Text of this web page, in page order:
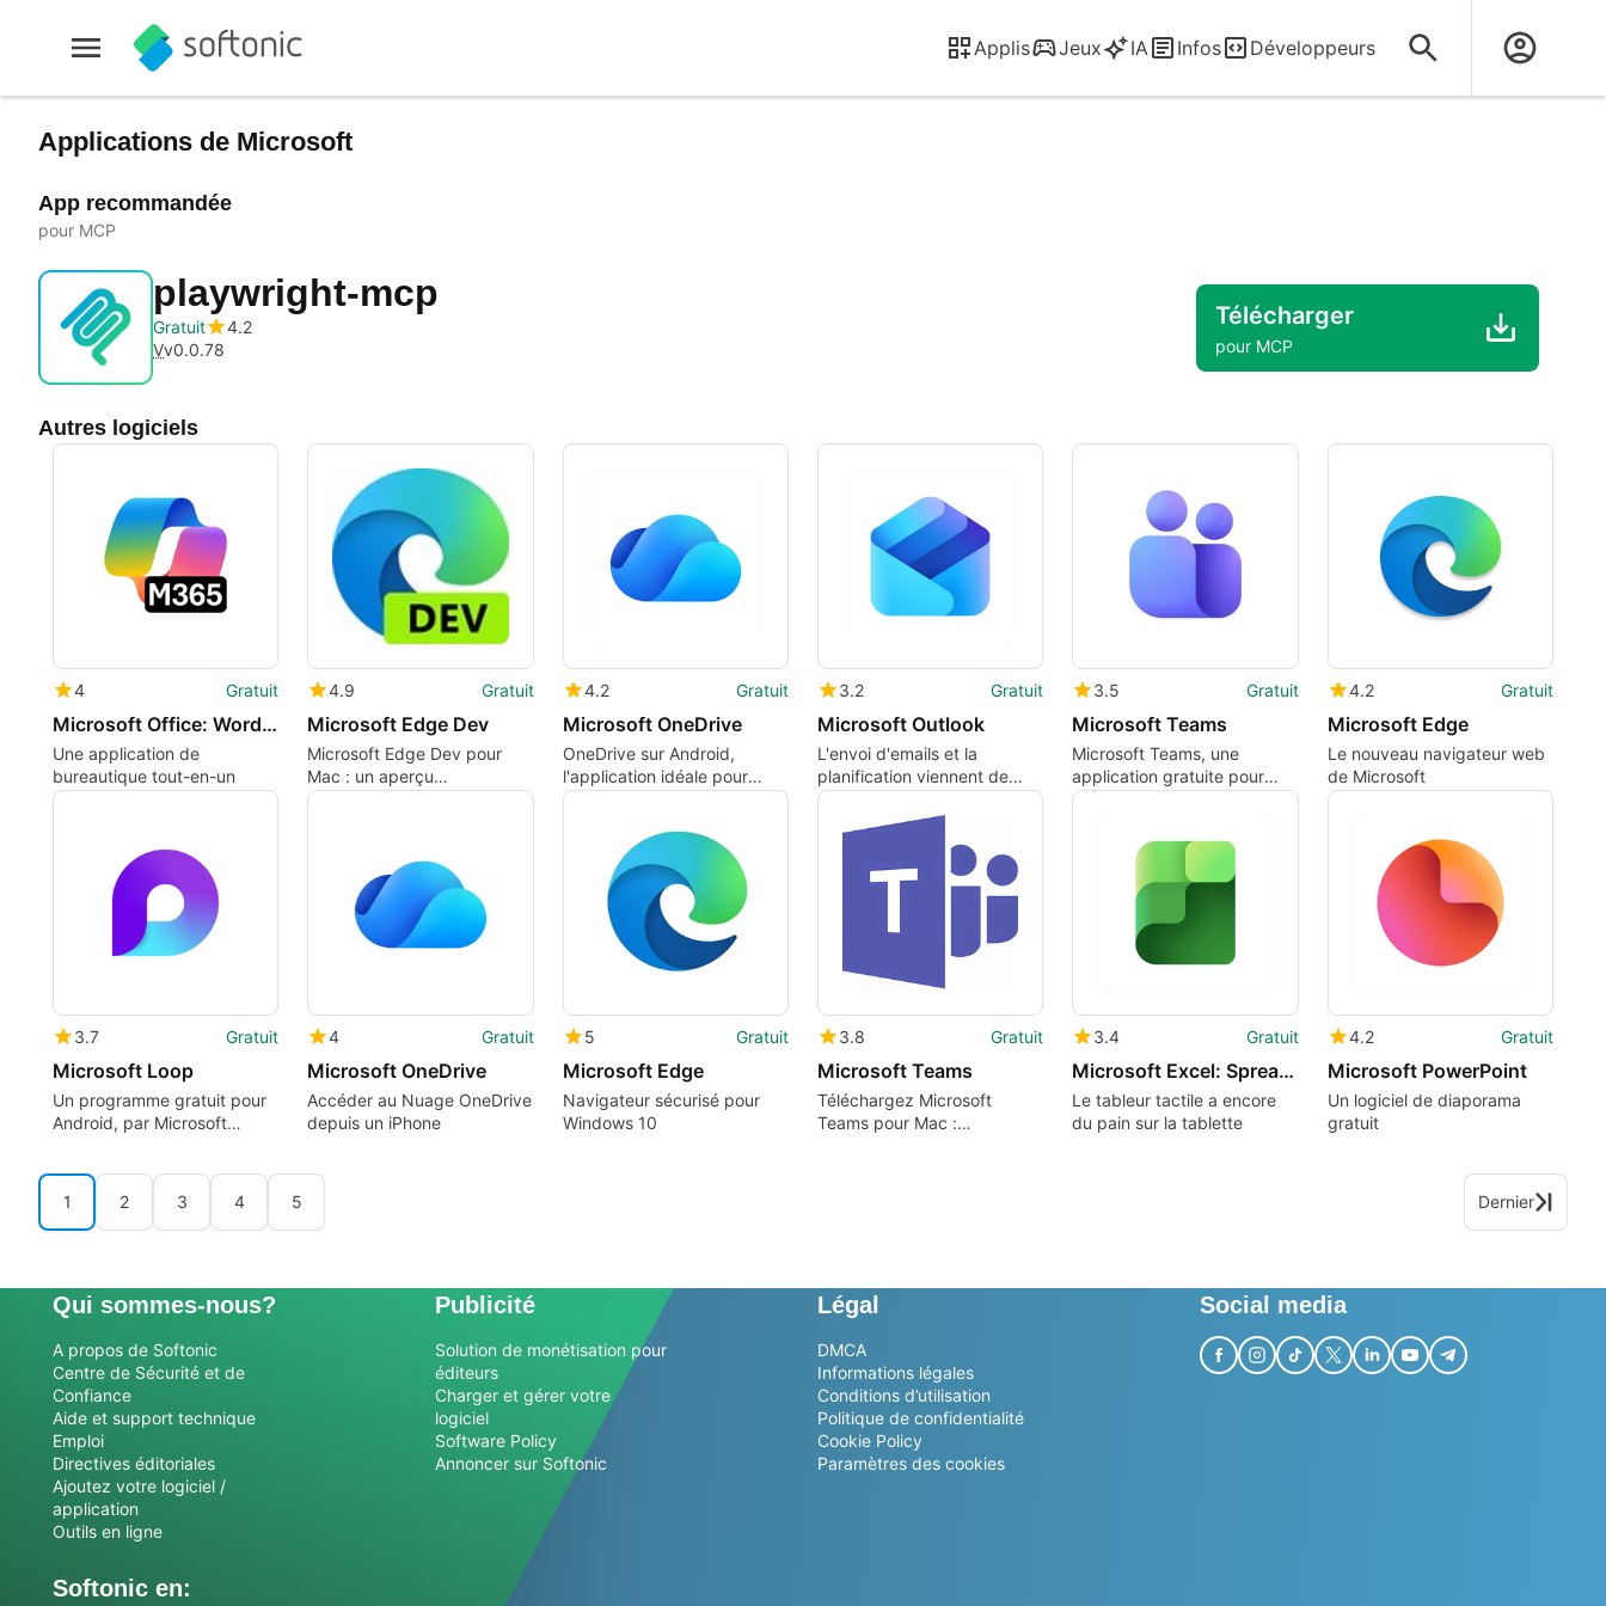
Applis Jeux IA Infos Développeurs
Applications de Microsoft
App recommandée
pour MCP
playwright-mcp
Gratuit
4.2
Vv0.0.78
Télécharger
pour MCP
Autres logiciels
4 Gratuit
Microsoft Office: Word Excel PowerPoint More
Une application de
bureautique tout-en-un
4.9 Gratuit
Microsoft Edge Dev
Microsoft Edge Dev pour
Mac : un aperçu
hebdomadaire pour
4.2 Gratuit
Microsoft OneDrive
OneDrive sur Android,
l'application idéale pour
stocker et partager vos
3.2 Gratuit
Microsoft Outlook
L'envoi d'emails et la
planification viennent de
devenir plus faciles
3.5 Gratuit
Microsoft Teams
Microsoft Teams, une
application gratuite pour
faciliter le travail d'équipe
4.2 Gratuit
Microsoft Edge
Le nouveau navigateur web
de Microsoft
3.7 Gratuit
Microsoft Loop
Un programme gratuit pour
Android, par Microsoft
4 Gratuit
Microsoft OneDrive
Accéder au Nuage OneDrive
depuis un iPhone
5 Gratuit
Microsoft Edge
Navigateur sécurisé pour
Windows 10
3.8 Gratuit
Microsoft Teams
Téléchargez Microsoft
Teams pour Mac :
3.4 Gratuit
Microsoft Excel: Spreadsheets
Le tableur tactile a encore
du pain sur la tablette
4.2 Gratuit
Microsoft PowerPoint
Un logiciel de diaporama
gratuit
1 2 3 4 5 Dernier
Qui sommes-nous?
A propos de Softonic
Centre de Sécurité et de
Confiance
Aide et support technique
Emploi
Directives éditoriales
Ajoutez votre logiciel /
application
Outils en ligne
Publicité
Solution de monétisation pour
éditeurs
Charger et gérer votre
logiciel
Software Policy
Annoncer sur Softonic
Légal
DMCA
Informations légales
Conditions d’utilisation
Politique de confidentialité
Cookie Policy
Paramètres des cookies
Social media
Softonic en: